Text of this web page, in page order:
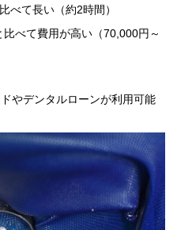
べて長い（約2時間）
べて費用が高い（70,000円～
やデンタルローンが利用可能